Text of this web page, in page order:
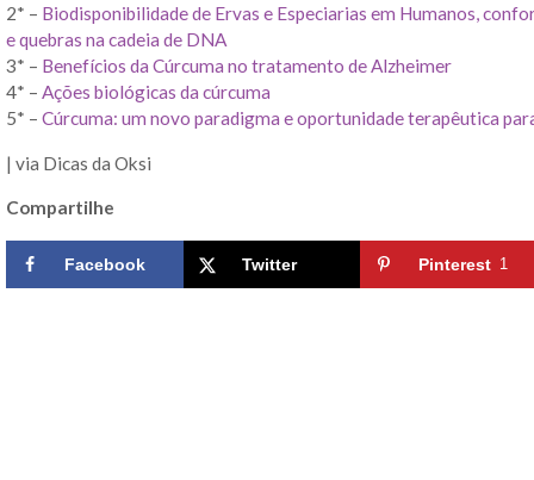
2* – Biodisponibilidade de Ervas e Especiarias em Humanos,
e quebras na cadeia de DNA
3* – Benefícios da Cúrcuma no tratamento de Alzheimer
4* – Ações biológicas da cúrcuma
5* – Cúrcuma: um novo paradigma e oportunidade terapêutica
| via Dicas da Oksi
Compartilhe
Facebook Twitter Pinterest 1